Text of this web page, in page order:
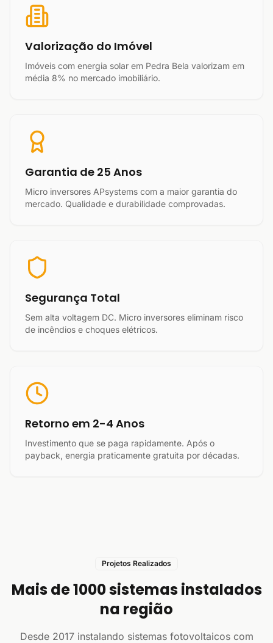
Valorização do Imóvel
Imóveis com energia solar em Pedra Bela valorizam em
média 8% no mercado imobiliário.
Garantia de 25 Anos
Micro inversores APsystems com a maior garantia do
mercado. Qualidade e durabilidade comprovadas.
Segurança Total
Sem alta voltagem DC. Micro inversores eliminam risco
de incêndios e choques elétricos.
Retorno em 2-4 Anos
Investimento que se paga rapidamente. Após o
payback, energia praticamente gratuita por décadas.
Projetos Realizados
Mais de 1000 sistemas instalados
na região
Desde 2017 instalando sistemas fotovoltaicos com